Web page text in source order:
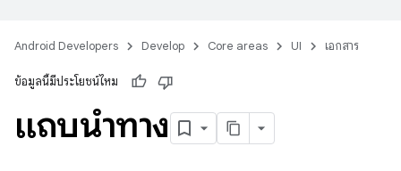
Android Developers Develop Core areas UI เอกสาร
ข้อมูลนี้มีประโยชน์ไหม
แถบนำทาง